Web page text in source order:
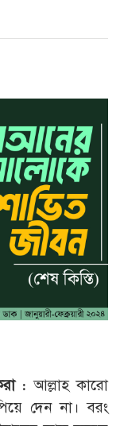
:আল্লাহ কারো
দেন না। বরং